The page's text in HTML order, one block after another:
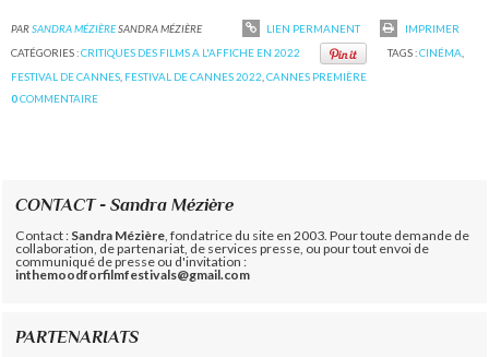
PARSANDRA MÉZIÈRESANDRA MÉZIÈRE LIEN PERMANENT
IMPRIMER
CATÉGORIES :CRITIQUES DES FILMS A L'AFFICHE EN 2022 TAGS :CINÉMA
FESTIVAL DE CANNES FESTIVAL DE CANNES 2022 ,CANNES PREMIÈRE
0COMMENTAIRE
CONTACT - Sandra Mézière
Contact : Sandra Mézière , fondatrice du site en 2003. Pour toute demande de
collaboration, de partenariat, de services presse, ou pour tout envoi de
communiqué de presse ou d'invitation :
inthemoodforfilmfestivals@gmail.com
PARTENARIATS